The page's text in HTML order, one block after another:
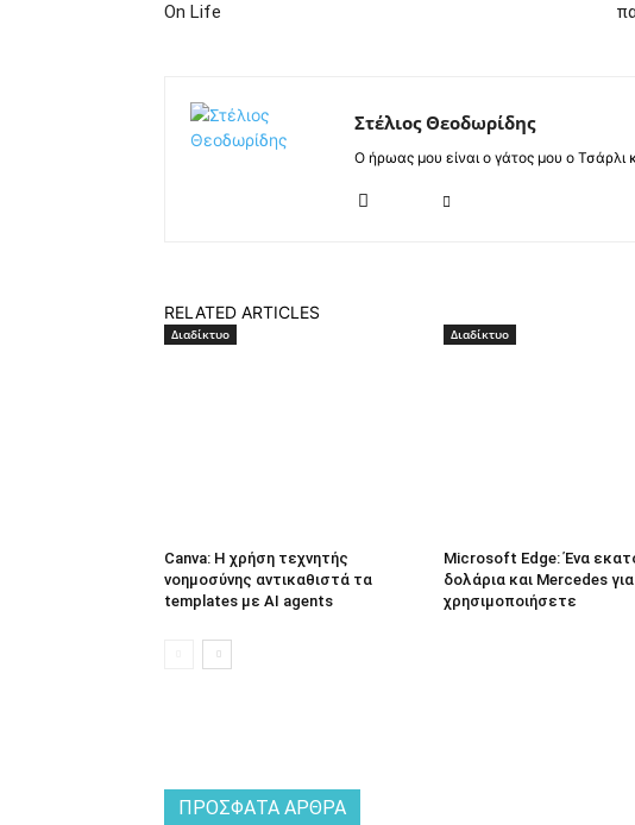
On Life
Στέλιος Θεοδωρίδης
Ο ήρωας μου είναι ο γάτος μου ο
RELATED ARTICLES
Διαδίκτυο
Canva: Η χρήση τεχνητής
νοημοσύνης αντικαθιστά τα
templates με AI agents
Διαδίκτυο
Microsoft Edge: Ένα
δολάρια και Mercedes
χρησιμοποιήσετε
ΠΡΌΣΦΑΤΑ ΆΡΘΡΑ